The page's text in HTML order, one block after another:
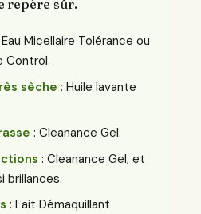
repère sûr.
Eau Micellaire Tolérance ou
Control.
sèche : Huile lavante
: Cleanance Gel.
: Cleanance Gel, et
brillances.
: Lait Démaquillant